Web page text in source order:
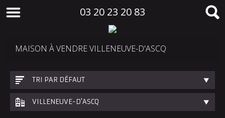
03 20 23 20 83
MAISON À VENDRE VILLENEUVE-D'ASCQ
TRI PAR DÉFAUT
VILLENEUVE-D'ASCQ